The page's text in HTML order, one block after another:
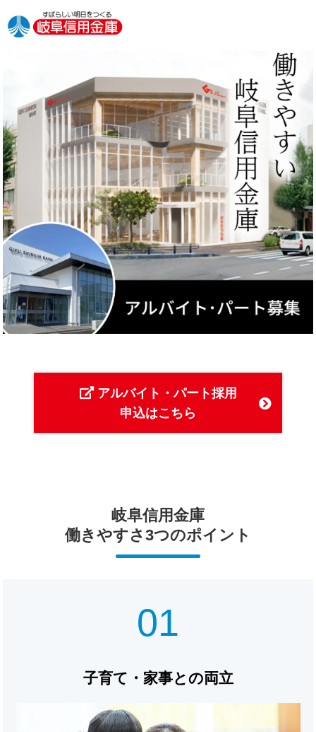
アルバイト・パート採用
申込はこちら
岐阜信用金庫
働きやすさ3つのポイント
01
子育て・家事との両立